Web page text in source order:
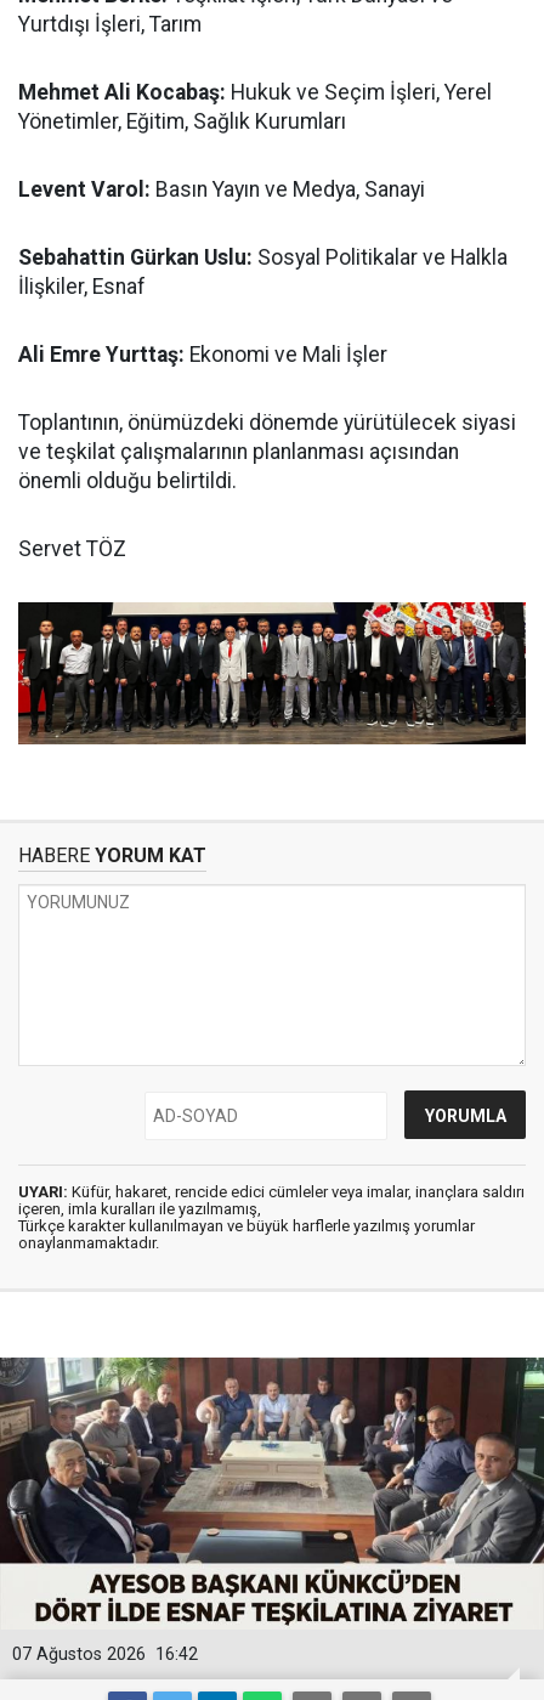
Yurtdışı İşleri, Tarım
Mehmet Ali Kocabaş: Hukuk ve Seçim İşleri, Yerel
Yönetimler, Eğitim, Sağlık Kurumları
Levent Varol: Basın Yayın ve Medya, Sanayi
Sebahattin Gürkan Uslu: Sosyal Politikalar ve Halkla
İlişkiler, Esnaf
Ali Emre Yurttaş: Ekonomi ve Mali İşler
Toplantının, önümüzdeki dönemde yürütülecek siyasi
ve teşkilat çalışmalarının planlanması açısından
önemli olduğu belirtildi.
Servet TÖZ
HABERE YORUM KAT
UYARI: Küfür, hakaret, rencide edici cümleler veya imalar, inançlara saldırı
içeren, imla kuralları ile yazılmamış,
Türkçe karakter kullanılmayan ve büyük harflerle yazılmış yorumlar
onaylanmamaktadır.
16:42
07 Ağustos 2026